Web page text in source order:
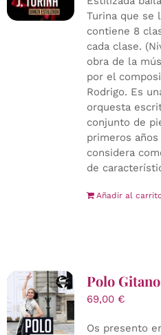
Turina que se
contiene 8
cada clase.
obra de la
por el
Rodrigo. Es
orquesta
conjunto de
primeros
considera
de
Añadir al
Polo Gitano
69,00 €
Os presento